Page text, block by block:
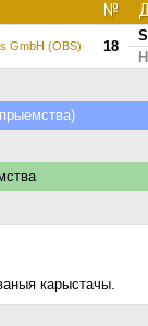
№
GmbH (OBS) 18
карыстачы.